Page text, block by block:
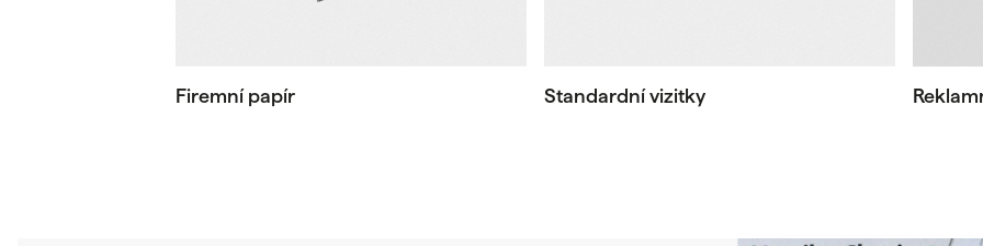
Firemní papír Standardní vizitky